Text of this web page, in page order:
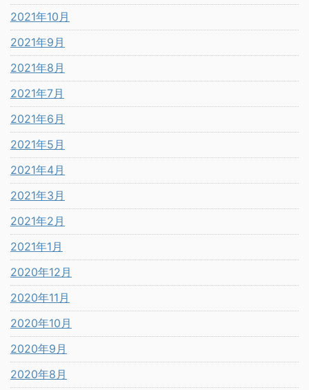
2021年10月
2021年9月
2021年8月
2021年7月
2021年6月
2021年5月
2021年4月
2021年3月
2021年2月
2021年1月
2020年12月
2020年11月
2020年10月
2020年9月
2020年8月